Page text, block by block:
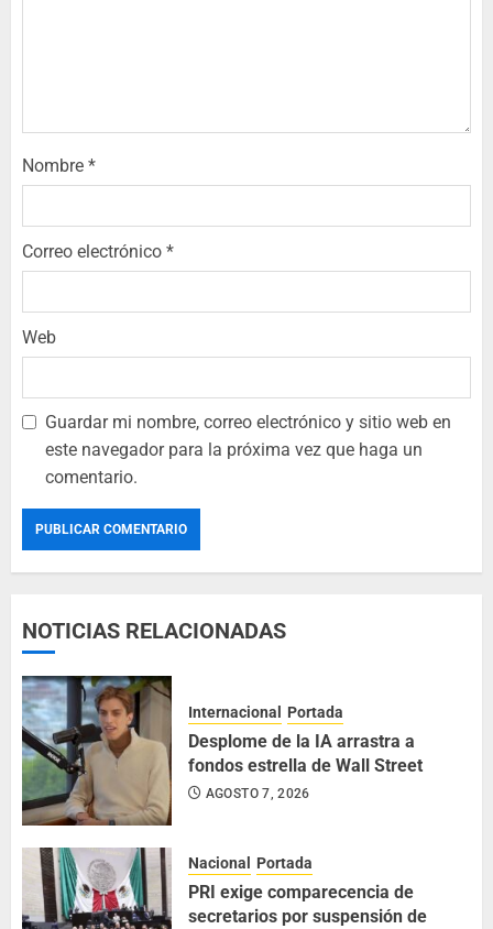
Nombre *
Correo electrónico *
Web
Guardar mi nombre, correo electrónico y sitio web en
este navegador para la próxima vez que haga un
comentario.
NOTICIAS RELACIONADAS
Internacional Portada
Desplome de la IA arrastra a
fondos estrella de Wall Street
AGOSTO 7, 2026
Nacional Portada
PRI exige comparecencia de
secretarios por suspensión de